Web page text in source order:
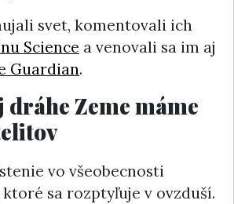
svet, komentovali ich
Science a venovali sa im aj
Guardian.
dráhe Zeme máme
vo všeobecnosti
sa rozptyľuje v ovzduší.